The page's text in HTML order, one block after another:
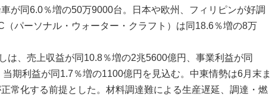
が同6.0％増の50万9000台。日本や欧州、フィリピンが好調
（パーソナル・ウォーター・クラフト）は同18.6％増の8万
は、売上収益が同10.8％増の2兆5600億円、事業利益が同
期利益が同1.7％増の1100億円を見込む。中東情勢は6月末ま
常化する前提とした。材料調達難による生産遅延、調達・燃